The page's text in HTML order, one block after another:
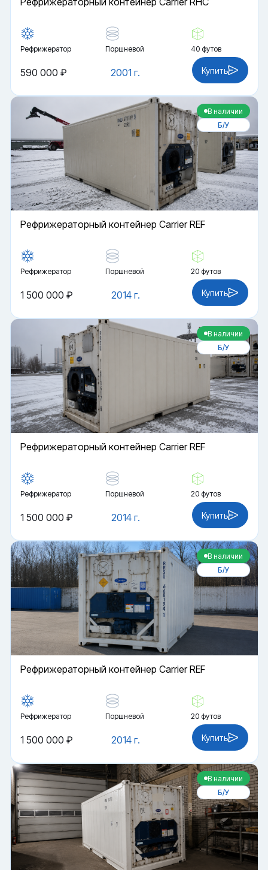
Рефрижератор Поршневой 40 футов
2001 г.
590 000 ₽ Купить
В наличии
Б/У
Рефрижераторный контейнер Carrier REF
Рефрижератор Поршневой 20 футов
2014 г.
1 500 000 ₽ Купить
В наличии
Б/У
Рефрижераторный контейнер Carrier REF
Рефрижератор Поршневой 20 футов
2014 г.
1 500 000 ₽ Купить
В наличии
Б/У
Рефрижераторный контейнер Carrier REF
Рефрижератор Поршневой 20 футов
2014 г.
1 500 000 ₽ Купить
В наличии
Б/У